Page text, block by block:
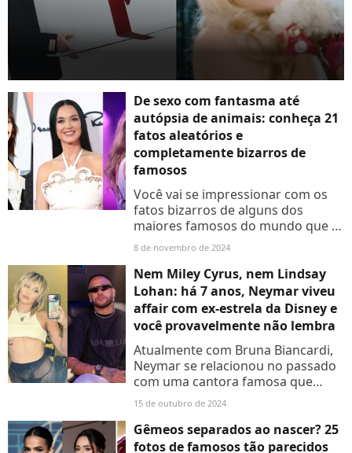
De sexo com fantasma até
autópsia de animais: conheça 21
fatos aleatórios e
completamente bizarros de
famosos
Você vai se impressionar com os
fatos bizarros de alguns dos
maiores famosos do mundo que te
contaremos nesta matéria.
8 de novembro de 2024
Nem Miley Cyrus, nem Lindsay
Lohan: há 7 anos, Neymar viveu
affair com ex-estrela da Disney e
você provavelmente não lembra
Atualmente com Bruna Biancardi,
Neymar se relacionou no passado
com uma cantora famosa que
bombou na Disney. Saiba mais!
15 de outubro de 2024
Gêmeos separados ao nascer? 25
fotos de famosos tão parecidos